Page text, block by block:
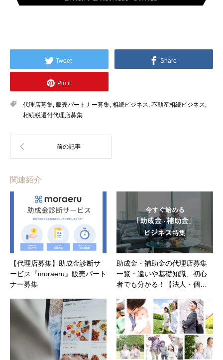
Tweet Share
Pin it
代理店募集 販売パートナー募集 相続ビジネス 不動産相続ビジネス
相続税還付代理店募集
関連紹介
【代理店募集】助成金診断サ
ービス『moraeru』販売パート
ナー募集
助成金・補助金の代理店募集
一覧・違いや基礎知識、初心
者でも分かる！【法人・個…